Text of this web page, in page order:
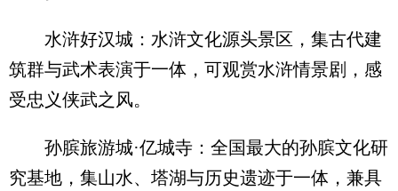
水浒好汉城：水浒文化源头景区，集古代建
筑群与武术表演于一体，可观赏水浒情景剧，感
受忠义侠武之风。
孙膑旅游城·亿城寺：全国最大的孙膑文化研
究基地，集山水、塔湖与历史遗迹于一体，兼具